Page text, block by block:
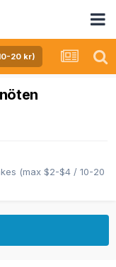
20 kr)
(max $2-$4 / 10-20